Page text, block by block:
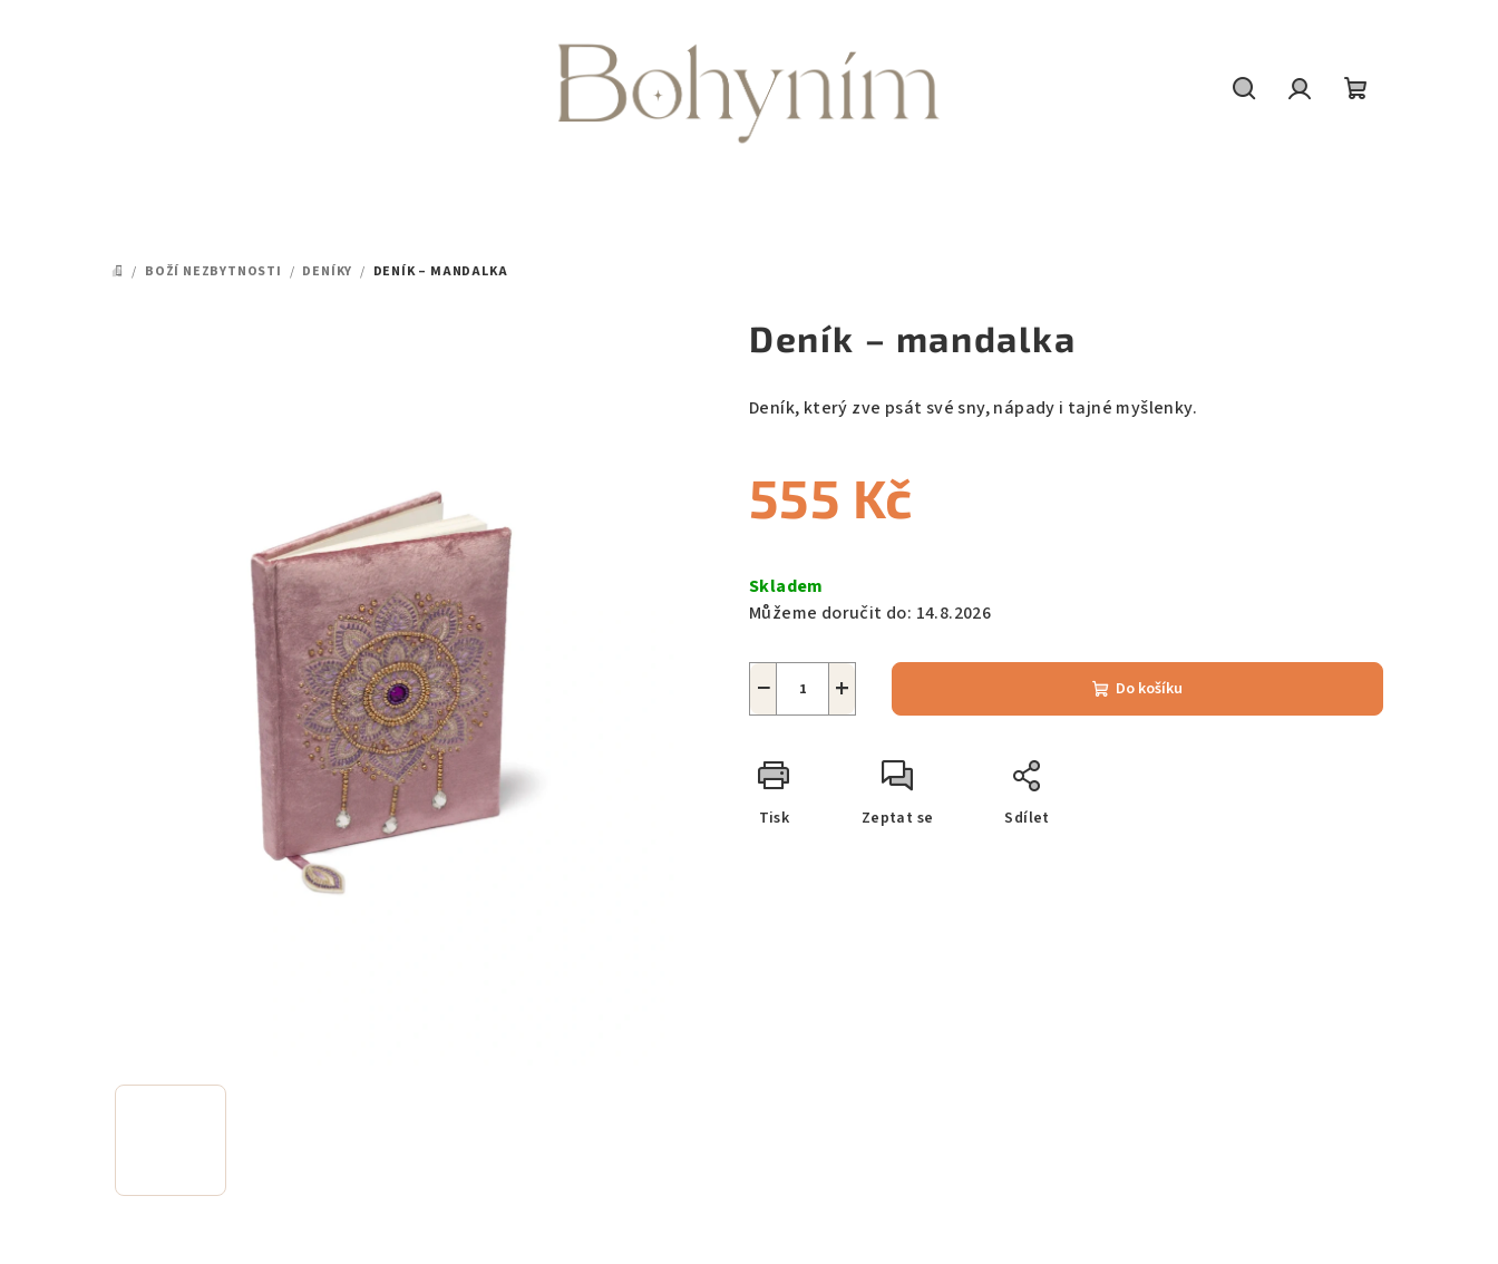
DOMŮ
/ BOŽÍ NEZBYTNOSTI / DENÍKY / DENÍK – MANDALKA
Deník – mandalka
Deník, který zve psát své sny, nápady i tajné myšlenky.
555 Kč
cena:
Skladem
Můžeme doručit do: 14.8.2026
+
− Do košíku
Tisk Zeptat se Sdílet